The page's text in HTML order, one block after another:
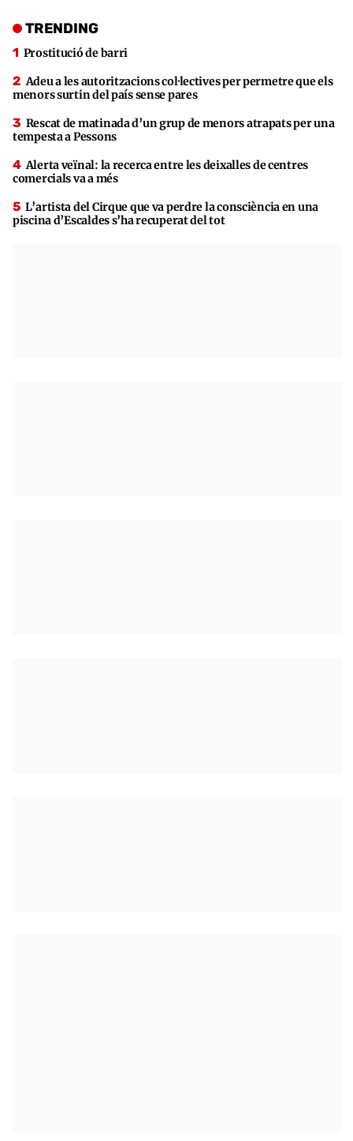
TRENDING
Prostitució de barri
Adeu a les autoritzacions col·lectives per permetre que els
menors surtin del país sense pares
Rescat de matinada d’un grup de menors atrapats per una
tempesta a Pessons
Alerta veïnal: la recerca entre les deixalles de centres
comercials va a més
L’artista del Cirque que va perdre la consciència en una
piscina d’Escaldes s’ha recuperat del tot